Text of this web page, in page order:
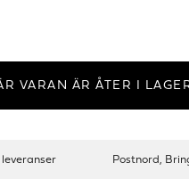
VARAN ÄR ÅTER I
Postnord,